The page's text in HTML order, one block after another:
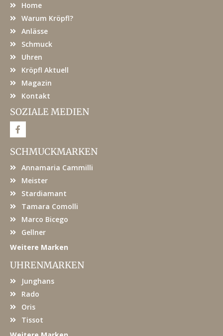
Home
Warum Kröpfl?
Anlässe
Schmuck
Uhren
Kröpfl Aktuell
Magazin
Kontakt
SOZIALE MEDIEN
F
a
e
b
o
SCHMUCKMARKEN
Annamaria Cammilli
Meister
Stardiamant
Tamara Comolli
Marco Bicego
Gellner
Weitere Marken
UHRENMARKEN
Junghans
Rado
Oris
Tissot